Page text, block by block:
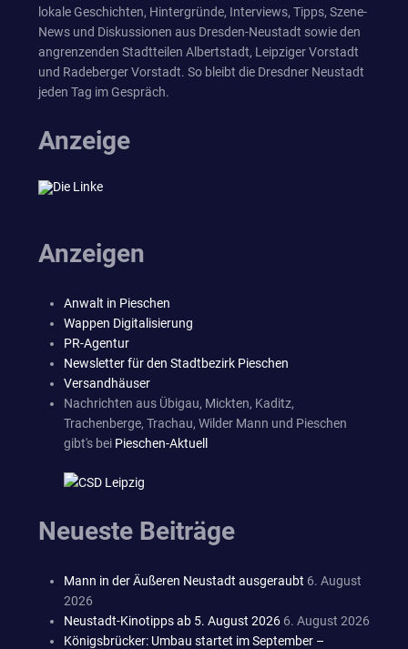
lokale Geschichten, Hintergründe, Interviews, Tipps, Szene-
News und Diskussionen aus Dresden-Neustadt sowie den
angrenzenden Stadtteilen Albertstadt, Leipziger Vorstadt
und Radeberger Vorstadt. So bleibt die Dresdner Neustadt
jeden Tag im Gespräch.
Anzeige
Anzeigen
Anwalt in Pieschen
Wappen Digitalisierung
PR-Agentur
Newsletter für den Stadtbezirk Pieschen
Versandhäuser
Nachrichten aus Übigau, Mickten, Kaditz,
Trachenberge, Trachau, Wilder Mann und Pieschen
gibt's bei Pieschen-Aktuell
Neueste Beiträge
Mann in der Äußeren Neustadt ausgeraubt 6. August
2026
Neustadt-Kinotipps ab 5. August 2026 6. August 2026
Königsbrücker: Umbau startet im September –